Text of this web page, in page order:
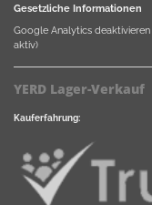
Gesetzliche Informationen
Google Analytics deaktivieren
aktiv)
YERD Lager-Verkauf
Kauferfahrung: